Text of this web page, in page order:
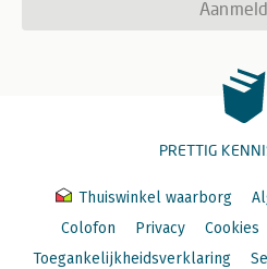
PRETTIG
Thuiswinkel waarborg
Colofon
Privacy Cookies
Toegankelijkheidsverklaring